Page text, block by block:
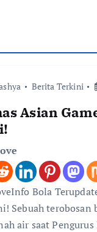
Berita Terkini
Asian
Bola
Sebuah terobosan
air saat